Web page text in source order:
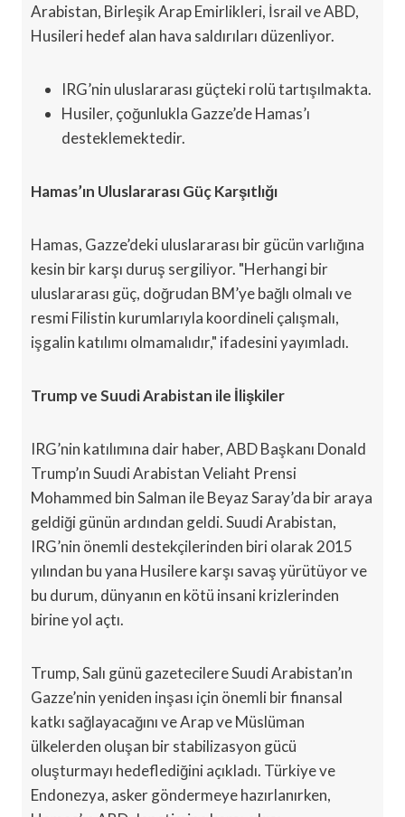
Arabistan, Birleşik Arap Emirlikleri, İsrail ve ABD,
Husileri hedef alan hava saldırıları düzenliyor.
IRG’nin uluslararası güçteki rolü tartışılmakta.
Husiler, çoğunlukla Gazze’de Hamas’ı
desteklemektedir.
Hamas’ın Uluslararası Güç Karşıtlığı
Hamas, Gazze’deki uluslararası bir gücün varlığına
kesin bir karşı duruş sergiliyor. "Herhangi bir
uluslararası güç, doğrudan BM’ye bağlı olmalı ve
resmi Filistin kurumlarıyla koordineli çalışmalı,
işgalin katılımı olmamalıdır," ifadesini yayımladı.
Trump ve Suudi Arabistan ile İlişkiler
IRG’nin katılımına dair haber, ABD Başkanı Donald
Trump’ın Suudi Arabistan Veliaht Prensi
Mohammed bin Salman ile Beyaz Saray’da bir araya
geldiği günün ardından geldi. Suudi Arabistan,
IRG’nin önemli destekçilerinden biri olarak 2015
yılından bu yana Husilere karşı savaş yürütüyor ve
bu durum, dünyanın en kötü insani krizlerinden
birine yol açtı.
Trump, Salı günü gazetecilere Suudi Arabistan’ın
Gazze’nin yeniden inşası için önemli bir finansal
katkı sağlayacağını ve Arap ve Müslüman
ülkelerden oluşan bir stabilizasyon gücü
oluşturmayı hedeflediğini açıkladı. Türkiye ve
Endonezya, asker göndermeye hazırlanırken,